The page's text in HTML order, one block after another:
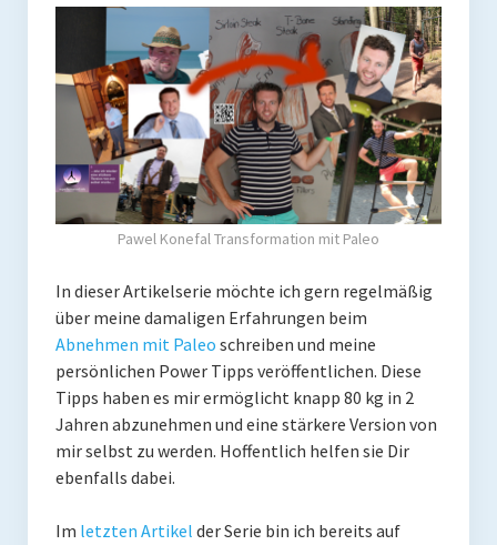
Einkaufsliste
Paleo-Einkaufsliste.de
Literatur
Coaching
Shop
Abnehmen mit Paleo
Zunehmen mit Paleo
Paleo Gehirn-Pflege
Paleo Fitness
Freeletics
Kurs
Pawel Konefal Transformation mit Paleo
In dieser Artikelserie möchte ich gern regelmäßig
über meine damaligen Erfahrungen beim
Abnehmen mit Paleo schreiben und meine
persönlichen Power Tipps veröffentlichen. Diese
Tipps haben es mir ermöglicht knapp 80 kg in 2
Jahren abzunehmen und eine stärkere Version von
mir selbst zu werden. Hoffentlich helfen sie Dir
ebenfalls dabei.
Im letzten Artikel der Serie bin ich bereits auf